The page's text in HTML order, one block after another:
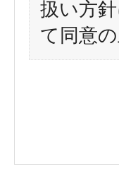
扱い方
て同意